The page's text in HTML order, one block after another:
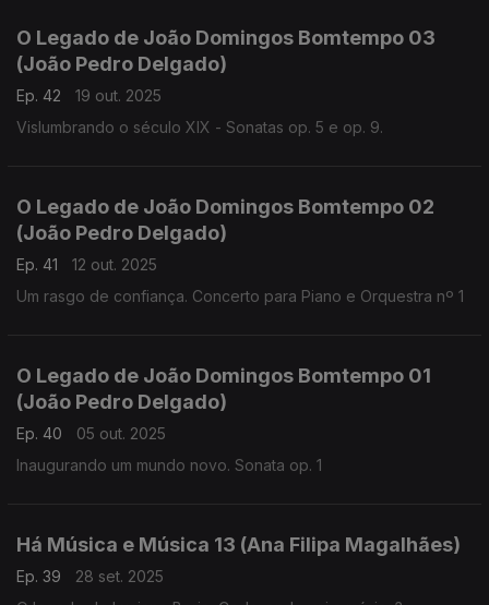
O Legado de João Domingos Bomtempo 03
(João Pedro Delgado)
Ep. 42
19 out. 2025
Vislumbrando o século XIX - Sonatas op. 5 e op. 9.
O Legado de João Domingos Bomtempo 02
(João Pedro Delgado)
Ep. 41
12 out. 2025
Um rasgo de confiança. Concerto para Piano e Orquestra nº 1
O Legado de João Domingos Bomtempo 01
(João Pedro Delgado)
Ep. 40
05 out. 2025
Inaugurando um mundo novo. Sonata op. 1
Há Música e Música 13 (Ana Filipa Magalhães)
Ep. 39
28 set. 2025